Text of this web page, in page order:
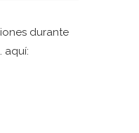
durante
aquí: